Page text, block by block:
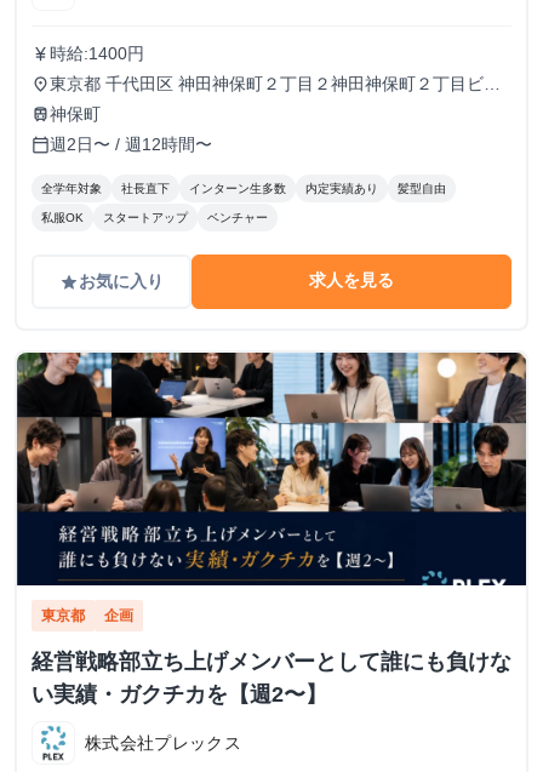
currency_yen 時給:1400円
place東京都 千代田区 神田神保町２丁目２神田神保町２丁目ビル
５０２号室
train神保町
calendar_today週2日〜 / 週12時間〜
全学年対象 社長直下 インターン生多数 内定実績あり 髪型自由
私服OK スタートアップ ベンチャー
gradeお気に入り 求人を見る
東京都 企画
経営戦略部立ち上げメンバーとして誰にも負けな
い実績・ガクチカを【週2〜】
株式会社プレックス